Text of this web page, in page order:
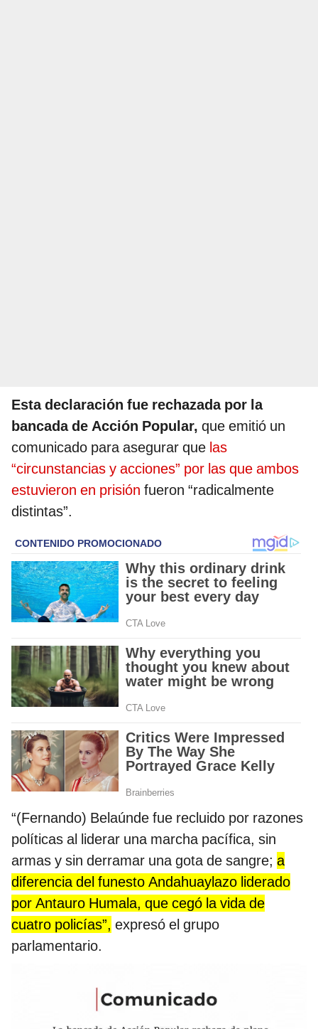
Esta declaración fue rechazada por la
bancada de Acción Popular, que emitió un
comunicado para asegurar que las
“circunstancias y acciones” por las que ambos
estuvieron en prisión fueron “radicalmente
distintas”.
“(Fernando) Belaúnde fue recluido por razones
políticas al liderar una marcha pacífica, sin
armas y sin derramar una gota de sangre; a
diferencia del funesto Andahuaylazo liderado
por Antauro Humala, que cegó la vida de
cuatro policías”, expresó el grupo
parlamentario.